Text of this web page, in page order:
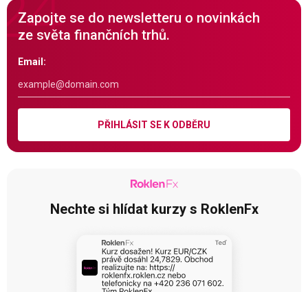
Zapojte se do newsletteru o novinkách
ze světa finančních trhů.
Email:
PŘIHLÁSIT SE K ODBĚRU
Nechte si hlídat kurzy s RoklenFx